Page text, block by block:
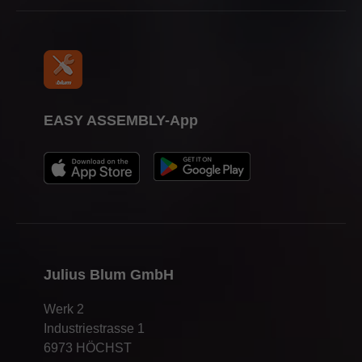
Julius Blum GmbH
Werk 2
Industriestrasse 1
6973 HÖCHST
EASY ASSEMBLY-App